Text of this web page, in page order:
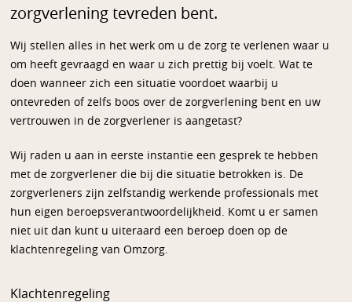
zorgverlening tevreden bent.
Wij stellen alles in het werk om u de zorg te verlenen waar u
om heeft gevraagd en waar u zich prettig bij voelt. Wat te
doen wanneer zich een situatie voordoet waarbij u
ontevreden of zelfs boos over de zorgverlening bent en uw
vertrouwen in de zorgverlener is aangetast?
Wij raden u aan in eerste instantie een gesprek te hebben
met de zorgverlener die bij die situatie betrokken is. De
zorgverleners zijn zelfstandig werkende professionals met
hun eigen beroepsverantwoordelijkheid. Komt u er samen
niet uit dan kunt u uiteraard een beroep doen op de
klachtenregeling van Omzorg.
Klachtenregeling